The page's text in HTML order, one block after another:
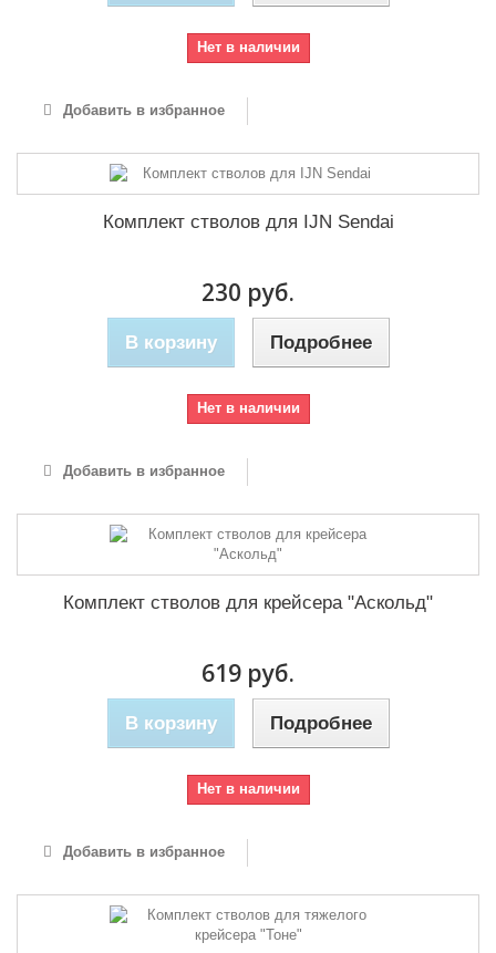
Нет в наличии
Добавить в избранное
Комплект стволов для IJN Sendai
230 руб.
В корзину Подробнее
Нет в наличии
Добавить в избранное
Комплект стволов для крейсера "Аскольд"
619 руб.
В корзину Подробнее
Нет в наличии
Добавить в избранное